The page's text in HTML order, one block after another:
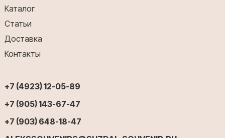
Каталог
Статьи
Доставка
Контакты
+7 (4923) 12-05-89
+7 (905) 143-67-47
+7 (903) 648-18-47